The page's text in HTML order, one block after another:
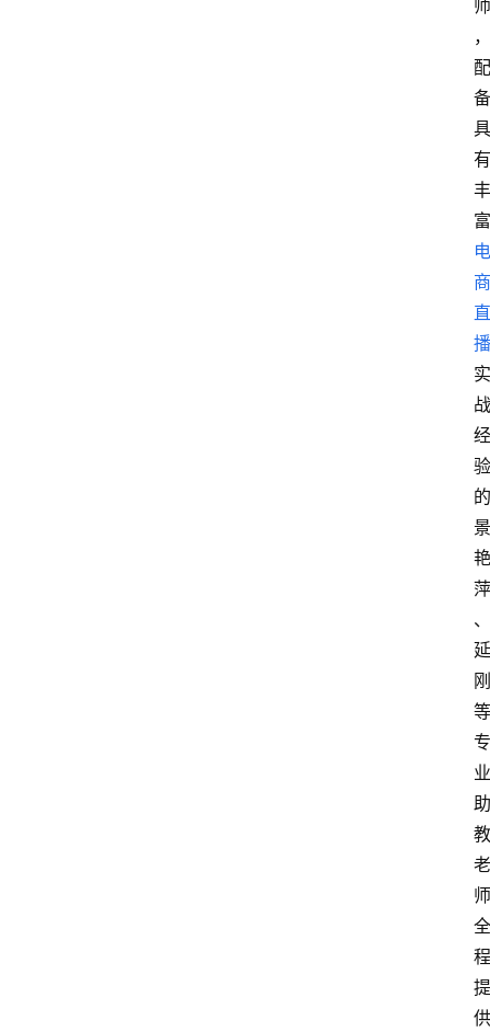
师
，
配
备
具
有
丰
富
电
商
直
播
实
战
经
验
的
景
艳
萍
、
延
刚
等
专
业
助
教
老
师
全
程
提
供